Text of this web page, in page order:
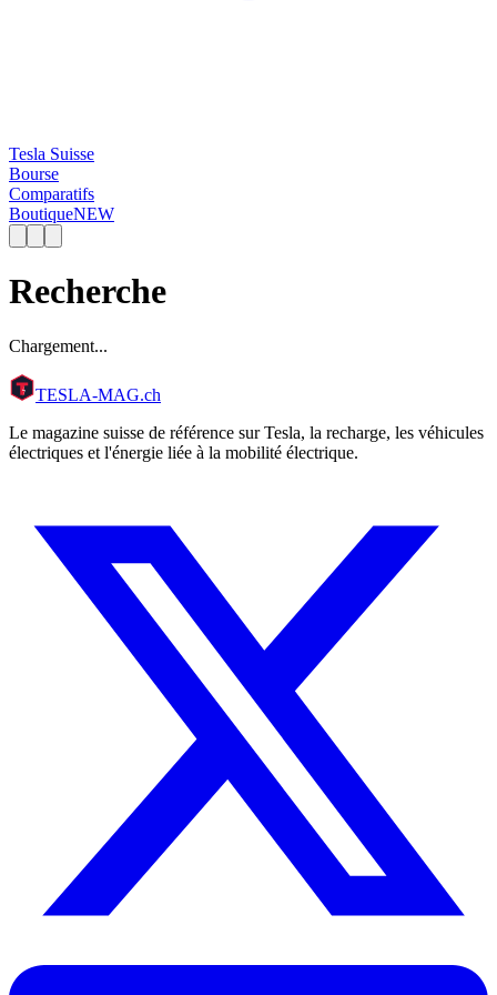
Tesla Suisse
Bourse
Comparatifs
BoutiqueNEW
Recherche
Chargement...
TESLA-MAG.ch
Le magazine suisse de référence sur Tesla, la recharge, les véhicules
électriques et l'énergie liée à la mobilité électrique.